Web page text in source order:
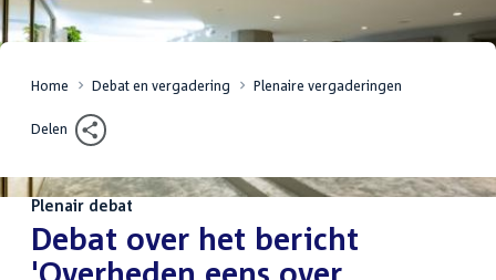
Home Debat en vergadering Plenaire vergaderingen
Delen
Plenair debat
:Debat over het bericht
'Overheden eens over